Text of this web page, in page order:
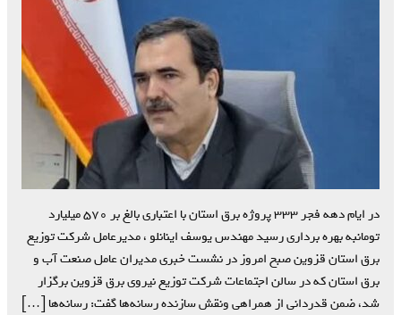
در ایام دهه فجر ۳۳۳ پروژه برق استان با اعتباری بالغ بر ۵۷۰ میلیارد
تومانبه بهره برداری رسید مهندس یوسف اینانلو ، مدیرعامل شرکت توزیع
برق استان قزوین صبح امروز در نشست خبری مدیران عامل صنعت آب و
برق استان که در سالن اجتماعات شرکت توزیع نیروی برق قزوین برگزار
شد، ضمن قدردانی از همراهی ونقش سازنده رسانه‌ها گفت: رسانه‌ها […]